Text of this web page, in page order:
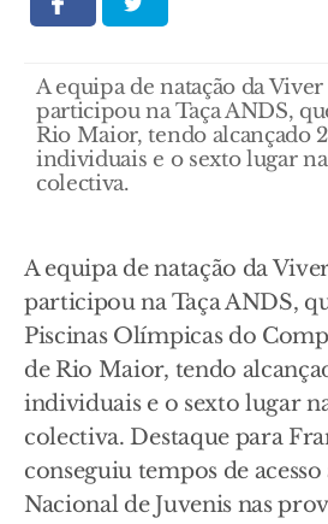
A equipa de natação da
participou na Taça ANDS,
Rio Maior, tendo alcançado
individuais e o sexto lugar
colectiva.
A equipa de natação da
participou na Taça ANDS,
Piscinas Olímpicas do
de Rio Maior, tendo
individuais e o sexto lugar
colectiva. Destaque para
conseguiu tempos de
Nacional de Juvenis nas